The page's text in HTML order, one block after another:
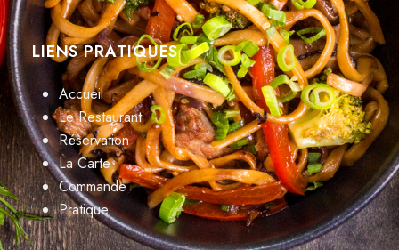
LIENS PRATIQUES
Accueil
Le Restaurant
Réservation
La Carte
Commande
Pratique